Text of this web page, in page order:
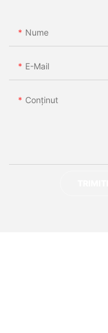
Nume
E-Mail
Conţinut